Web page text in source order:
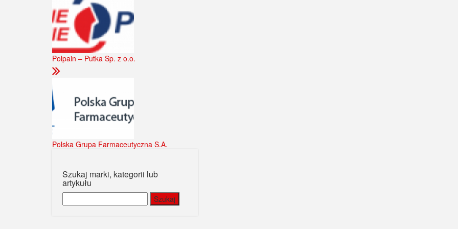
Polpain – Putka Sp. z o.o.
Polska Grupa Farmaceutyczna S.A.
Szukaj marki, kategorii lub
artykułu